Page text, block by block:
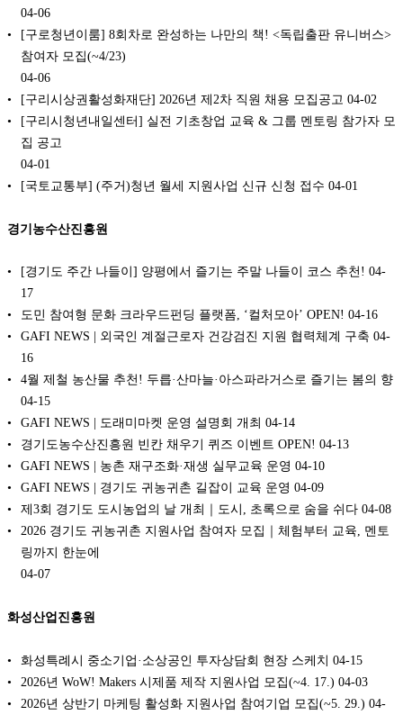
04-06
[구로청년이룸] 8회차로 완성하는 나만의 책! <독립출판 유니버스>
참여자 모집(~4/23)
04-06
[구리시상권활성화재단] 2026년 제2차 직원 채용 모집공고 04-02
[구리시청년내일센터] 실전 기초창업 교육 & 그룹 멘토링 참가자 모
집 공고
04-01
[국토교통부] (주거)청년 월세 지원사업 신규 신청 접수 04-01
경기농수산진흥원
[경기도 주간 나들이] 양평에서 즐기는 주말 나들이 코스 추천! 04-
17
도민 참여형 문화 크라우드펀딩 플랫폼, ‘컬처모아’ OPEN! 04-16
GAFI NEWS | 외국인 계절근로자 건강검진 지원 협력체계 구축 04-
16
4월 제철 농산물 추천! 두릅·산마늘·아스파라거스로 즐기는 봄의 향
04-15
GAFI NEWS | 도래미마켓 운영 설명회 개최 04-14
경기도농수산진흥원 빈칸 채우기 퀴즈 이벤트 OPEN! 04-13
GAFI NEWS | 농촌 재구조화·재생 실무교육 운영 04-10
GAFI NEWS | 경기도 귀농귀촌 길잡이 교육 운영 04-09
제3회 경기도 도시농업의 날 개최｜도시, 초록으로 숨을 쉬다 04-08
2026 경기도 귀농귀촌 지원사업 참여자 모집｜체험부터 교육, 멘토
링까지 한눈에
04-07
화성산업진흥원
화성특례시 중소기업·소상공인 투자상담회 현장 스케치 04-15
2026년 WoW! Makers 시제품 제작 지원사업 모집(~4. 17.) 04-03
2026년 상반기 마케팅 활성화 지원사업 참여기업 모집(~5. 29.) 04-